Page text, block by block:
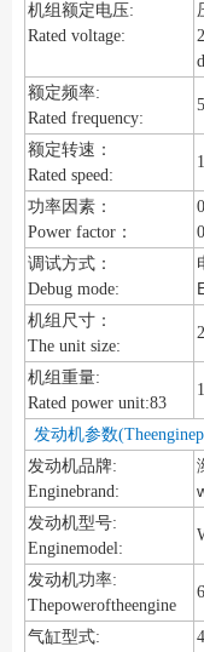
机组额定电压:
Rated voltage:
额定频率:
Rated frequency:
额定转速：
Rated speed:
功率因素：
Power factor：
调试方式：
Debug mode:
机组尺寸：
The unit size:
机组重量:
Rated power unit:83
发动机参数
发动机品牌:
Enginebrand:
发动机型号:
Enginemodel:
发动机功率:
Thepoweroftheengine
气缸型式: